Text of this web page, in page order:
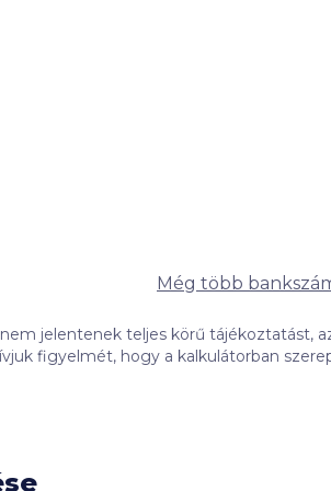
Még több
jelentenek teljes körű tájékoztatást,
összege, illetve a megrendelt kattintási